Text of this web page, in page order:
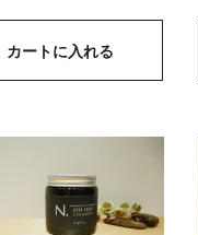
カートに入れる